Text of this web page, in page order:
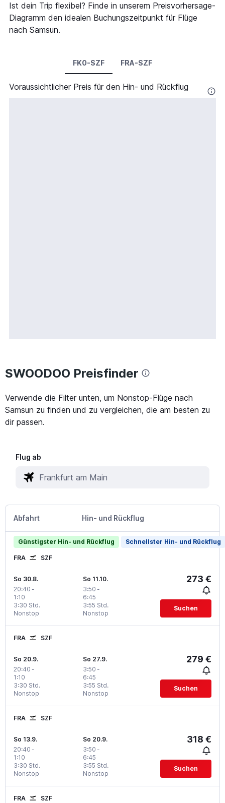
Ist dein Trip flexibel? Finde in unserem Preisvorhersage-
Diagramm den idealen Buchungszeitpunkt für Flüge
nach Samsun.
FK0-SZF FRA-SZF
Voraussichtlicher Preis für den Hin- und Rückflug
SWOODOO Preisfinder
Verwende die Filter unten, um Nonstop-Flüge nach
Samsun zu finden und zu vergleichen, die am besten zu
dir passen.
Flug ab
Abfahrt Hin- und Rückflug
Günstigster Hin- und Rückflug Schnellster Hin- und Rückflug
FRA SZF
So 30.8.
20:40 -
1:10
Nonstop
3:30 Std.
So 11.10.
3:50 -
6:45
Nonstop
3:55 Std.
273 €
Suchen
FRA SZF
So 20.9.
20:40 -
1:10
Nonstop
3:30 Std.
So 27.9.
3:50 -
6:45
Nonstop
3:55 Std.
279 €
Suchen
FRA SZF
So 13.9.
20:40 -
1:10
Nonstop
3:30 Std.
So 20.9.
3:50 -
6:45
Nonstop
3:55 Std.
318 €
Suchen
FRA SZF